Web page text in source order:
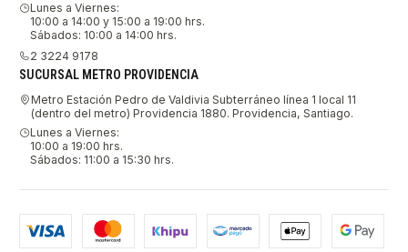
Lunes a Viernes:
10:00 a 14:00 y 15:00 a 19:00 hrs.
Sábados: 10:00 a 14:00 hrs.
2 3224 9178
SUCURSAL METRO PROVIDENCIA
Metro Estación Pedro de Valdivia Subterráneo línea 1 local 11
(dentro del metro) Providencia 1880. Providencia, Santiago.
Lunes a Viernes:
10:00 a 19:00 hrs.
Sábados: 11:00 a 15:30 hrs.